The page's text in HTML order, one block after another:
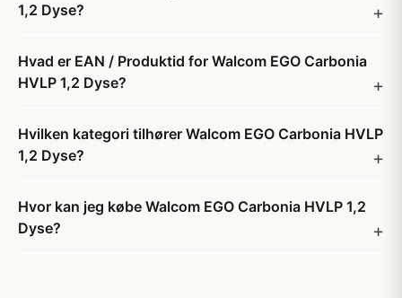
1,2 Dyse?
Hvad er EAN / Produktid for Walcom EGO Carbonia
HVLP 1,2 Dyse?
Hvilken kategori tilhører Walcom EGO Carbonia HVLP
1,2 Dyse?
Hvor kan jeg købe Walcom EGO Carbonia HVLP 1,2
Dyse?